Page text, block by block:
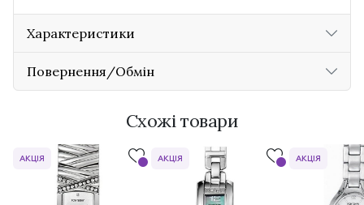
Характеристики
Повернення/Обмін
Схожі товари
АКЦІЯ АКЦІЯ АКЦІЯ